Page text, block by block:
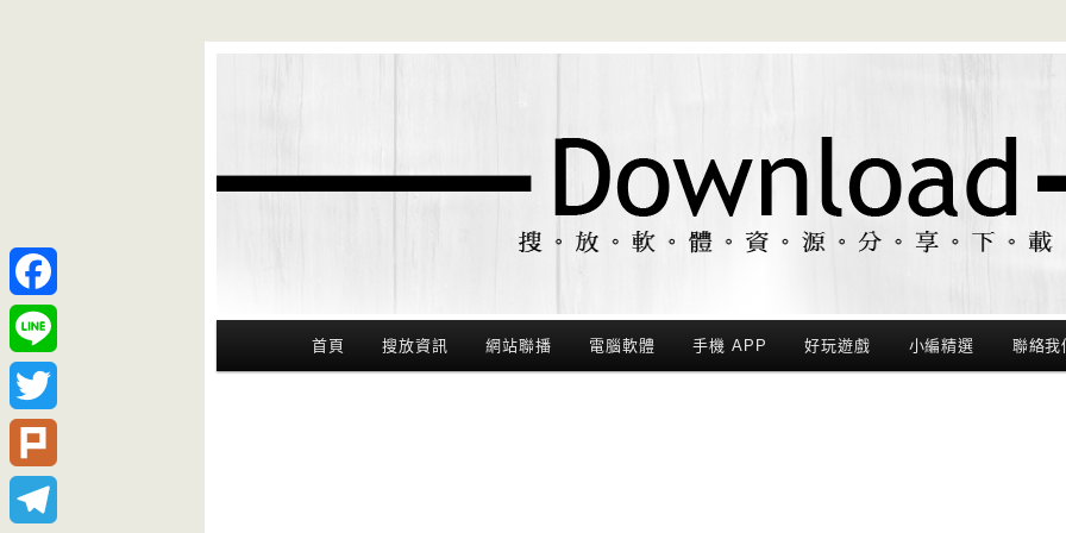
Main Menu
首頁 搜放資訊 網站聯播 電腦軟體 手機 APP 好玩遊戲 小編精選 聯絡我
Facebook
Line
Twitter
Plurk